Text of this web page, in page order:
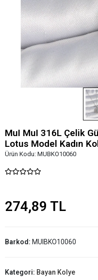
MuI MuI 316L Çelik
Lotus Model Kadın
Ürün Kodu: MUBKO10060
274,89 TL
Barkod: MUIBKO10060
Kategori: Bayan Kolye